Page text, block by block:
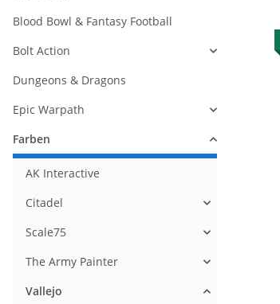
Blood Bowl & Fantasy Football
Bolt Action
Dungeons & Dragons
Epic Warpath
Farben
AK Interactive
Citadel
Scale75
The Army Painter
Vallejo